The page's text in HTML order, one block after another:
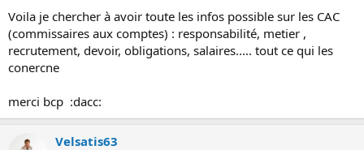
i
s
c
u
i
o
n
Voila je chercher à avoir toute les infos possible sur les CAC
(commissaires aux comptes) : responsabilité, metier ,
recrutement, devoir, obligations, salaires..... tout ce qui les
conercne
merci bcp :dacc:
Velsatis63